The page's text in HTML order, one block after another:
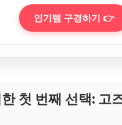
인기템 구경하기 👉
첫 번째 선택: 고